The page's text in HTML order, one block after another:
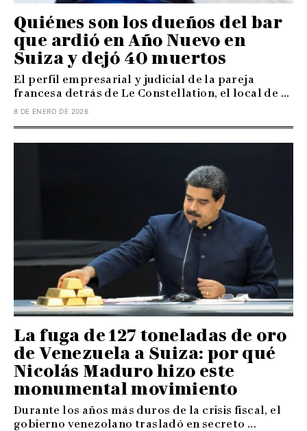
Quiénes son los dueños del bar
que ardió en Año Nuevo en
Suiza y dejó 40 muertos
El perfil empresarial y judicial de la pareja
francesa detrás de Le Constellation, el local de ...
8 DE ENERO DE 2026
La fuga de 127 toneladas de oro
de Venezuela a Suiza: por qué
Nicolás Maduro hizo este
monumental movimiento
Durante los años más duros de la crisis fiscal, el
gobierno venezolano trasladó en secreto ...